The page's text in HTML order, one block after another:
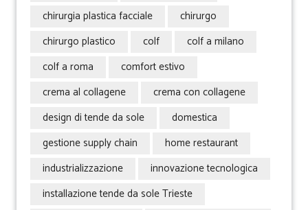
chirurgia plastica facciale
chirurgo
chirurgo plastico
colf
colf a milano
colf a roma
comfort estivo
crema al collagene
crema con collagene
design di tende da sole
domestica
gestione supply chain
home restaurant
industrializzazione
innovazione tecnologica
installazione tende da sole Trieste